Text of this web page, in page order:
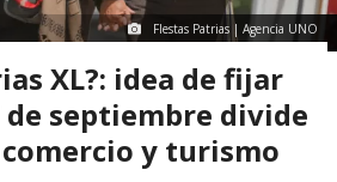
FIestas Patrias | Agencia UNO
XL?: idea de fijar
septiembre divide
y turismo